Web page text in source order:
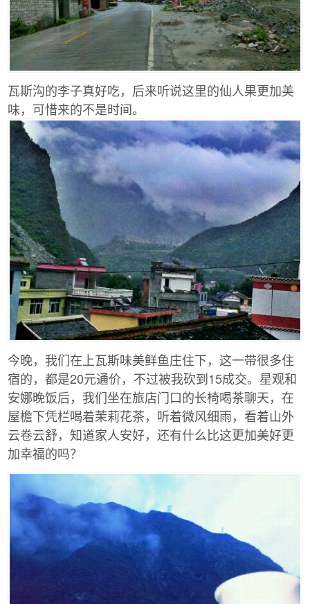
瓦斯沟的李子真好吃，后来听说这里的仙人果更加美
味，可惜来的不是时间。
今晚，我们在上瓦斯味美鲜鱼庄住下，这一带很多住
宿的，都是20元通价，不过被我砍到15成交。星观和
安娜晚饭后，我们坐在旅店门口的长椅喝茶聊天，在
屋檐下凭栏喝着茉莉花茶，听着微风细雨，看着山外
云卷云舒，知道家人安好，还有什么比这更加美好更
加幸福的吗？